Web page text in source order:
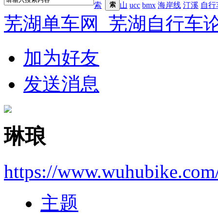
索
索
山 ucc bmx 海岸线 汀溪 自
芜湖单车网_芜湖自行车
加为好友
发送消息
琳琅
https://
主题